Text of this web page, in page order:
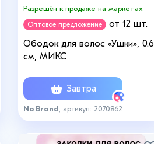
Разрешён к продаже на маркетах
Оптовое предложение
от 12 шт.
Ободок для волос «Ушки», 0.6
см, МИКС
Завтра
No Brand , артикул: 2070862